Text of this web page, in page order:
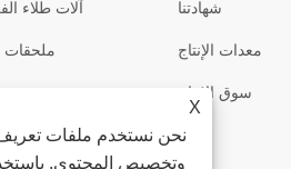
X
نحن نستخدم ملفات
وتخصيص المحتوى.
شهادتنا
معدات الإنتاج
سوق الإنتاج
آلات طلاء
ملحقات